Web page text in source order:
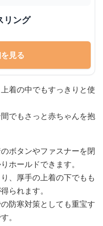
リング
見る
着の中でもすっきりと使
でもさっと赤ちゃんを抱
ボタンやファスナーを閉
ホールドできます。
、厚手の上着の下でもも
られます。
防寒対策としても重宝す
。